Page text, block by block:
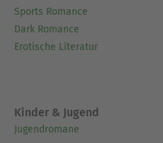
Sports Romance
Dark Romance
Erotische Literatur
Kinder & Jugend
Jugendromane